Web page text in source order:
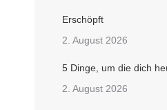
Erschöpft
2. August 2026
5 Dinge, um die dich
2. August 2026